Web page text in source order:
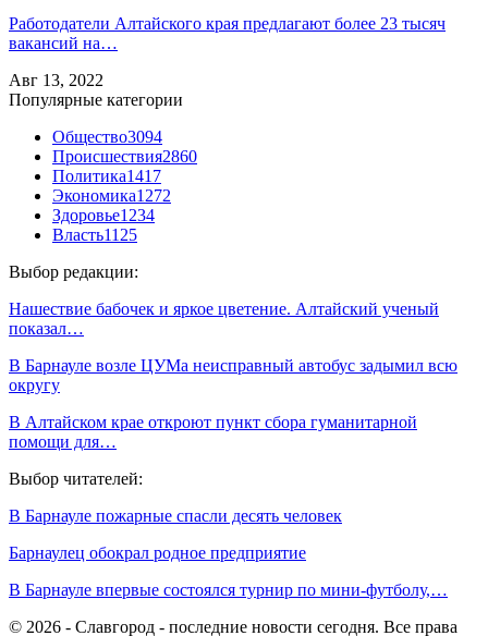
Работодатели Алтайского края предлагают более 23 тысяч
вакансий на…
Авг 13, 2022
Популярные категории
Общество3094
Происшествия2860
Политика1417
Экономика1272
Здоровье1234
Власть1125
Выбор редакции:
Нашествие бабочек и яркое цветение. Алтайский ученый
показал…
В Барнауле возле ЦУМа неисправный автобус задымил всю
округу
В Алтайском крае откроют пункт сбора гуманитарной
помощи для…
Выбор читателей:
В Барнауле пожарные спасли десять человек
Барнаулец обокрал родное предприятие
В Барнауле впервые состоялся турнир по мини-футболу,…
© 2026 - Славгород - последние новости сегодня. Все права